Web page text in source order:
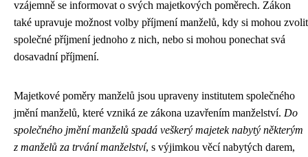
vzájemně se informovat o svých majetkových poměrech. Zákon
také upravuje možnost volby příjmení manželů, kdy si mohou zvolit
společné příjmení jednoho z nich, nebo si mohou ponechat svá
dosavadní příjmení.
Majetkové poměry manželů jsou upraveny institutem společného
jmění manželů, které vzniká ze zákona uzavřením manželství. Do
společného jmění manželů spadá veškerý majetek nabytý některým
z manželů za trvání manželství, s výjimkou věcí nabytých darem,